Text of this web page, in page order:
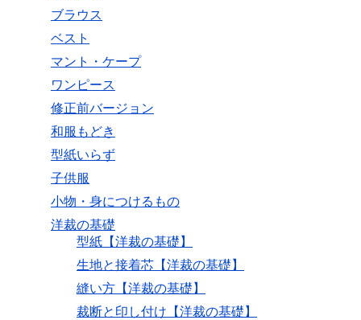
ブラウス
ベスト
マント・ケープ
ワンピース
修正前バージョン
和服もどき
型紙いらず
子供服
小物・身につけるもの
洋裁の基礎
型紙【洋裁の基礎】
生地と接着芯【洋裁の基礎】
縫い方【洋裁の基礎】
裁断と印し付け【洋裁の基礎】